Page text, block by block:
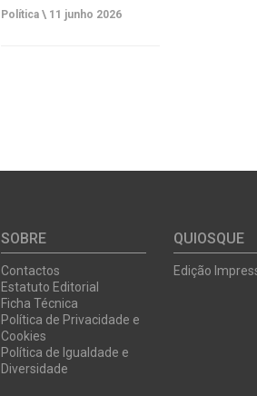
Política \ 11 junho 2026
SOBRE
Contactos
Estatuto Editorial
Ficha Técnica
Política de Privacidade e
Cookies
Política de Igualdade e
Diversidade
QUIOSQUE
Edição